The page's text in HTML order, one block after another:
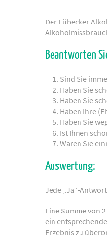
Der Lübecker
Beantworten
Sind Sie
Haben Sie
Haben Sie
Haben Ihre
Haben Sie
Ist Ihnen
Waren Sie
Auswertung:
Jede „Ja“-
Eine Summe von
ein
Ergebnis zu